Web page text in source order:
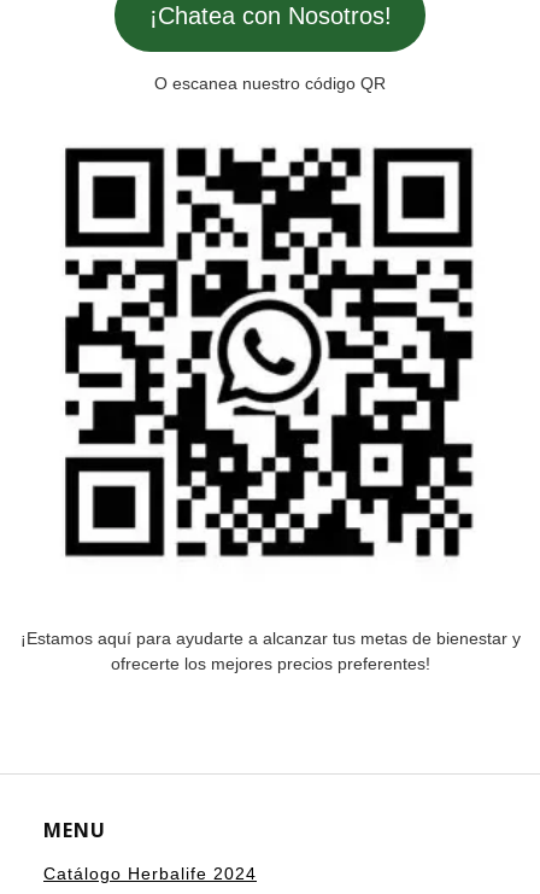
¡Chatea con Nosotros!
O escanea nuestro código QR
¡Estamos aquí para ayudarte a alcanzar tus metas de bienestar y
ofrecerte los mejores precios preferentes!
MENU
Catálogo Herbalife 2024